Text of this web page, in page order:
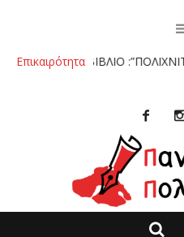
Επικαιρότητα
ΒΙΒΛΙΟ :”ΠΟΛΙΧΝΙΤΟΣ ΜΙΑ